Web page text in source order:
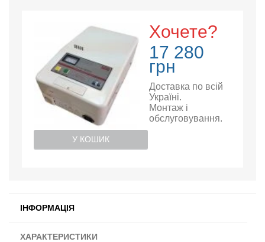
Хочете?
17 280
грн
Доставка по всій
Україні.
Монтаж і
обслуговування.
У КОШИК
ІНФОРМАЦІЯ
ХАРАКТЕРИСТИКИ